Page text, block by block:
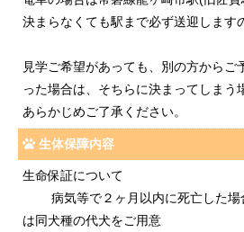
決まらなくても駅まで必ず送迎します
見学ご希望があっても、別の方からご
った場合は、そちらに決まってしまう
あらかじめご了承ください。
生体保障内容
生命保証について
病気等で２ヶ月以内に死亡した場
は同犬種の代犬をご用意